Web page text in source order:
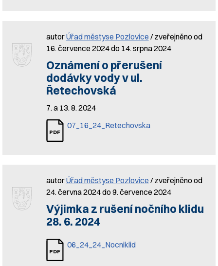
autorÚřad městyse Pozlovice / zveřejněno od
16. července 2024 do 14. srpna 2024
Oznámení o přerušení
dodávky vody v ul.
Řetechovská
7. a 13. 8. 2024
07_16_24_Retechovska
autorÚřad městyse Pozlovice / zveřejněno od
24. června 2024 do 9. července 2024
Výjimka z rušení nočního klidu
28. 6. 2024
06_24_24_Nocniklid